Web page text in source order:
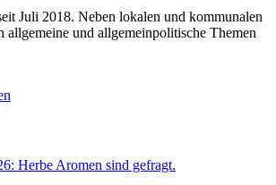
Juli 2018. Neben lokalen und kommunalen
allgemeine und allgemeinpolitische Themen